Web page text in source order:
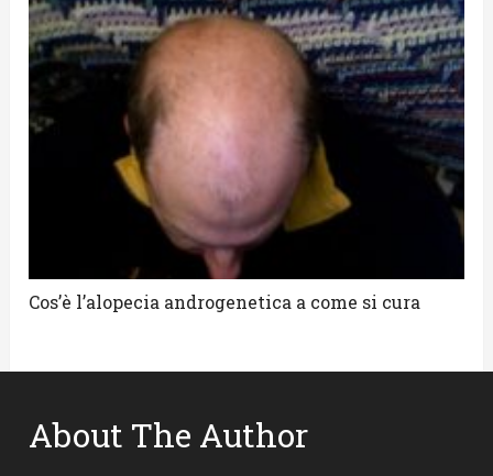
Cos’è l’alopecia androgenetica a come si cura
About The Author